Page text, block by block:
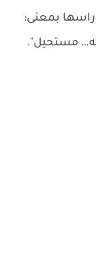
بمعنى:
مستحيل".